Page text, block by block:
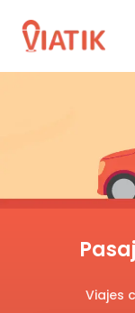
Viajes